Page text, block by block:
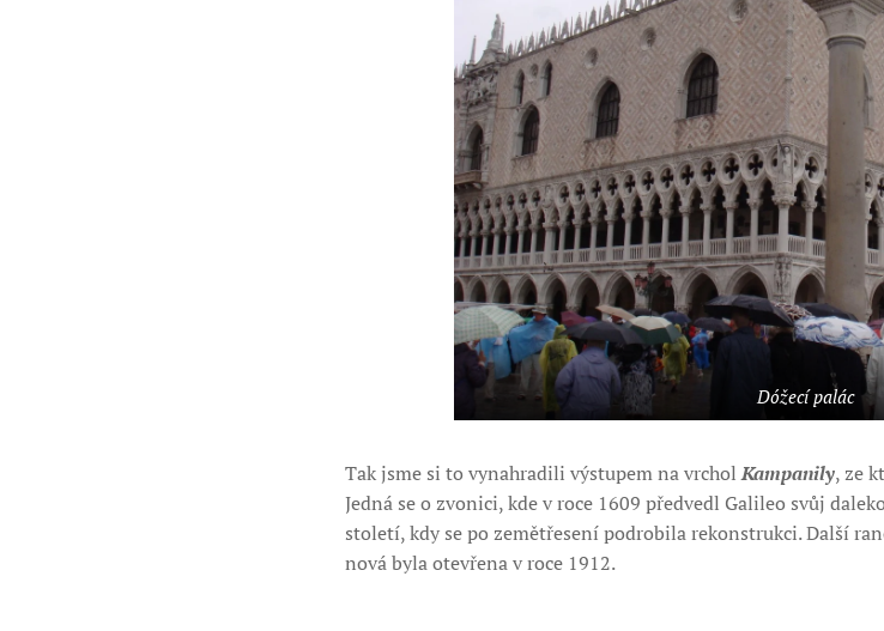
Dóžecí palác
Tak jsme si to vynahradili výstupem na vrcholKampanily, ze
Jedná se o zvonici, kde v roce 1609 předvedl Galileo svůj
století, kdy se po zemětřesení podrobila rekonstrukci. Další
nová byla otevřena v roce 1912.